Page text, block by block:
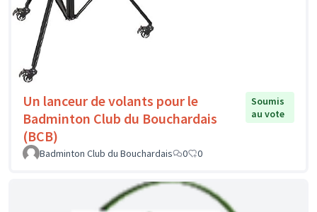
Un lanceur de volants pour le
Badminton Club du Bouchardais
(BCB)
Soumis
au vote
Badminton Club du Bouchardais 0 0